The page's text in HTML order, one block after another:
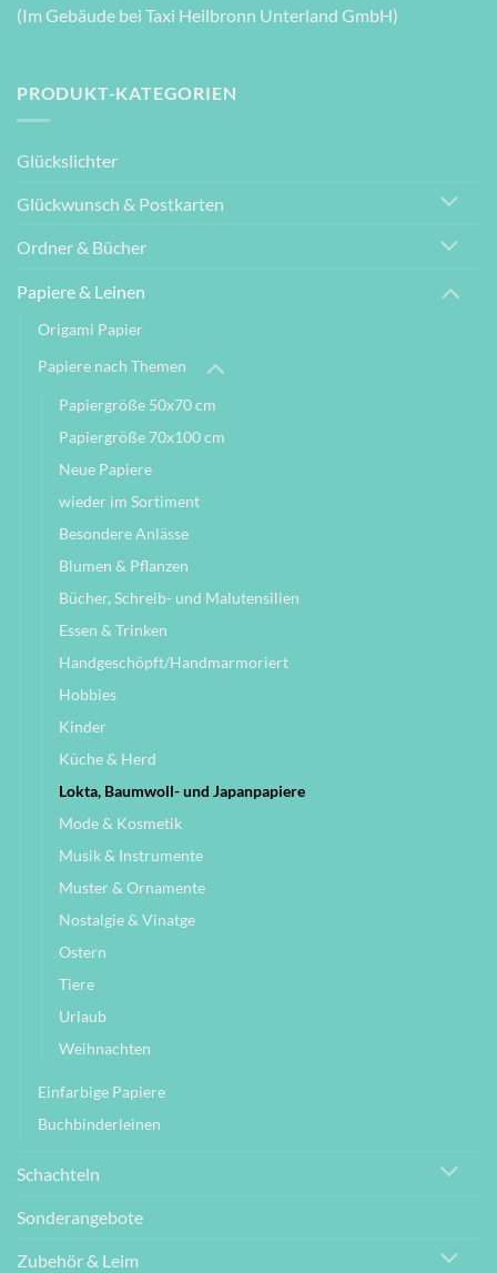
(Im Gebäude bei Taxi Heilbronn Unterland GmbH)
PRODUKT-KATEGORIEN
Glückslichter
Glückwunsch & Postkarten
Ordner & Bücher
Papiere & Leinen
Origami Papier
Papiere nach Themen
Papiergröße 50x70 cm
Papiergröße 70x100 cm
Neue Papiere
wieder im Sortiment
Besondere Anlässe
Blumen & Pflanzen
Bücher, Schreib- und Malutensilien
Essen & Trinken
Handgeschöpft/Handmarmoriert
Hobbies
Kinder
Küche & Herd
Lokta, Baumwoll- und Japanpapiere
Mode & Kosmetik
Musik & Instrumente
Muster & Ornamente
Nostalgie & Vinatge
Ostern
Tiere
Urlaub
Weihnachten
Einfarbige Papiere
Buchbinderleinen
Schachteln
Sonderangebote
Zubehör & Leim